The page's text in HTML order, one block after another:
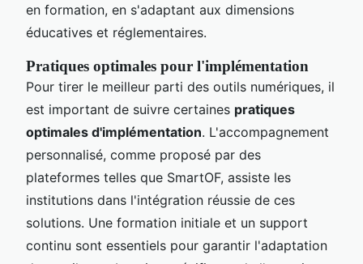
en formation, en s'adaptant aux dimensions
éducatives et réglementaires.
Pratiques optimales pour l'implémentation
Pour tirer le meilleur parti des outils numériques, il
est important de suivre certaines pratiques
optimales d'implémentation. L'accompagnement
personnalisé, comme proposé par des
plateformes telles que SmartOF, assiste les
institutions dans l'intégration réussie de ces
solutions. Une formation initiale et un support
continu sont essentiels pour garantir l'adaptation